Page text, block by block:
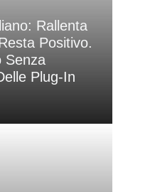
Rallenta
Positivo.
Senza
Plug-In